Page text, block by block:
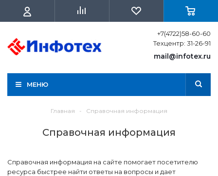
+7(4722)58-60-60
Техцентр: 31-26-91
mail@infotex.ru
МЕНЮ
Главная - Справочная информация
Справочная информация
Справочная информация на сайте помогает посетителю
ресурса быстрее найти ответы на вопросы и дает